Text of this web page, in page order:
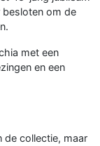
besloten om de
met een
en een
de collectie, maar